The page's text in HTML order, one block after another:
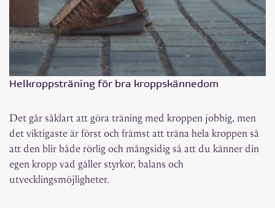
Helkroppsträning för bra kroppskännedom
Det går såklart att göra träning med kroppen jobbig, men
det viktigaste är först och främst att träna hela kroppen så
att den blir både rörlig och mångsidig så att du känner din
egen kropp vad gäller styrkor, balans och
utvecklingsmöjligheter.